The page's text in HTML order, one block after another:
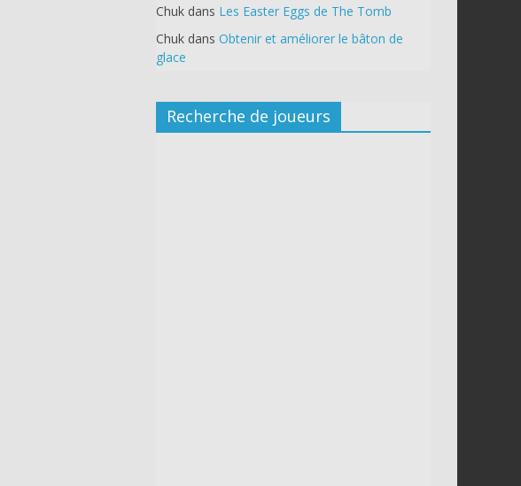
Chuk dans Les Easter Eggs de The Tomb
Chuk dans Obtenir et améliorer le bâton de
glace
Recherche de joueurs